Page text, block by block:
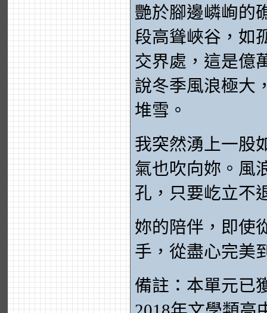
艷於腳邊嶙峋的
段高聳峽谷，如
交界處，這是億
說冬季風浪極大
堆雪。
我突然湧上一股
氣也吹向妳。風
孔，只要屹立不
妳的陪伴，即使
手，從盡心完美
備註：本單元已